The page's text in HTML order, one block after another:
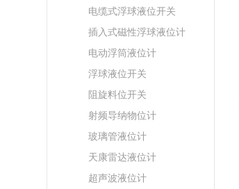
电缆式浮球液位开关
插入式磁性浮球液位计
电动浮筒液位计
浮球液位开关
阻旋料位开关
射频导纳物位计
玻璃管液位计
天康雷达液位计
超声波液位计